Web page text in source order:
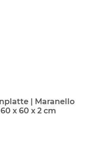
| Maranello
x 60 x 2 cm